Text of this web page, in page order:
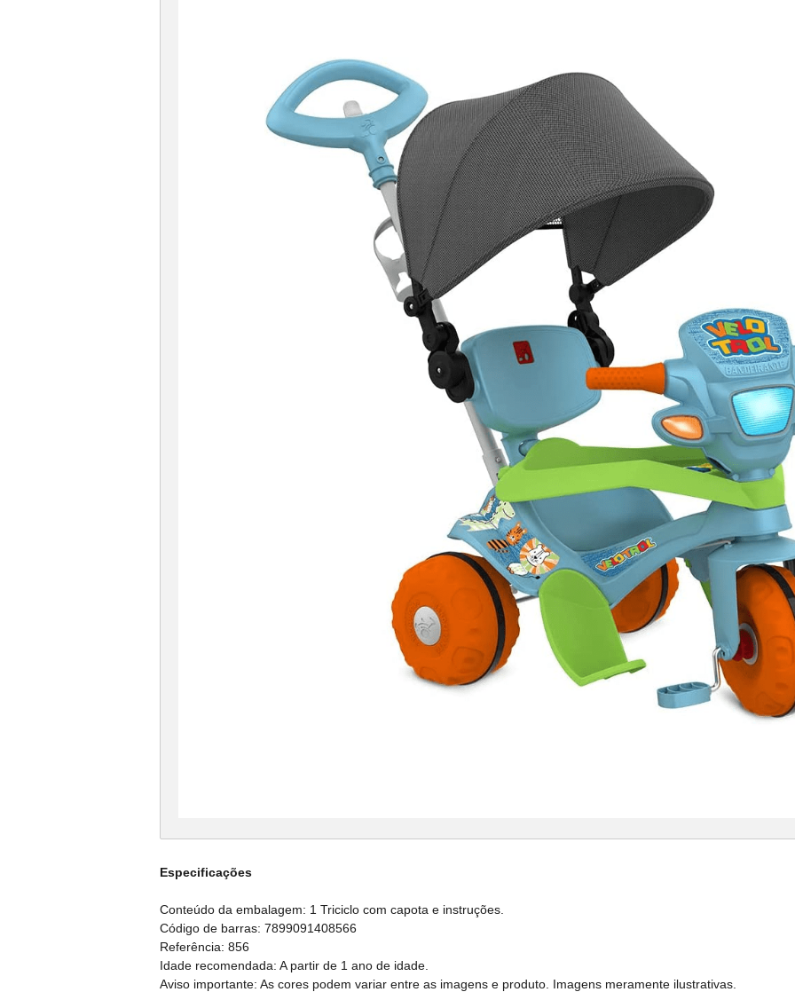
Especificações
Conteúdo da embalagem: 1 Triciclo com capota e instruções.
Código de barras: 7899091408566
Referência: 856
Idade recomendada: A partir de 1 ano de idade.
Aviso importante: As cores podem variar entre as imagens e produto. Imagens meramente ilustrativas.